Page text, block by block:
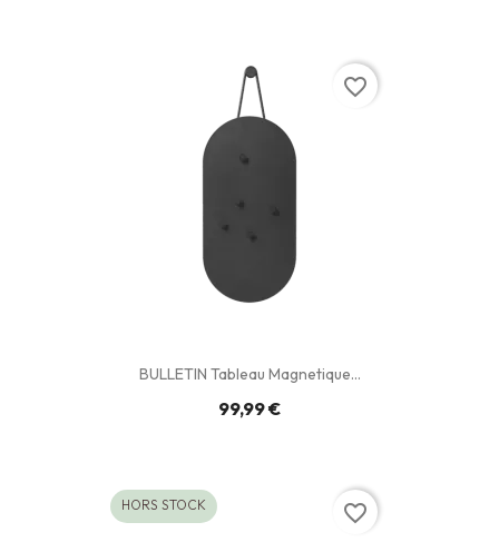
BULLETIN Tableau Magnetique...
99,99 €
favorite_border
HORS STOCK favorite_border